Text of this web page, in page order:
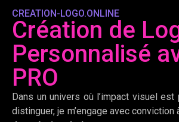
CREATION-LOGO.ONLINE
Création de
Personnalisé
PRO
Dans un univers où l’impact visuel
distinguer, je m’engage avec conviction